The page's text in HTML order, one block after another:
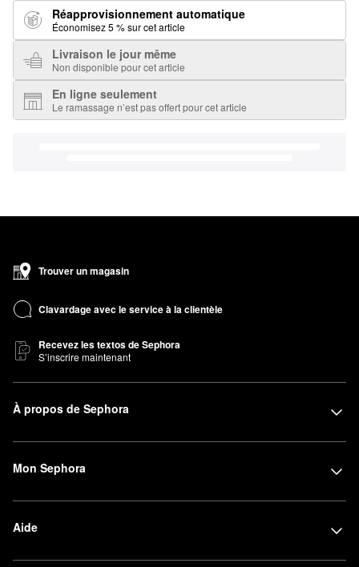
Réapprovisionnement automatique
Économisez 5 % sur cet article
Livraison le jour même
Non disponible pour cet article
En ligne seulement
Le ramassage n’est pas offert pour cet article
Trouver un magasin
Clavardage avec le service à la clientèle
Recevez les textos de Sephora
S’inscrire maintenant
À propos de Sephora
Mon Sephora
Aide